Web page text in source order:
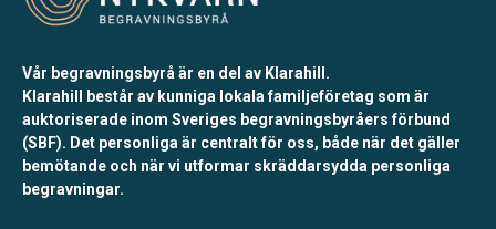
Vår begravningsbyrå är en del av Klarahill.
Klarahill består av kunniga lokala familjeföretag som är
auktoriserade inom Sveriges begravningsbyråers förbund
(SBF). Det personliga är centralt för oss, både när det gäller
bemötande och när vi utformar skräddarsydda personliga
begravningar.